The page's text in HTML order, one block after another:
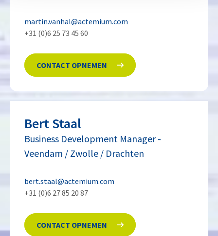
martin.vanhal@actemium.com
+31 (0)6 25 73 45 60
CONTACT OPNEMEN
BertStaal
Business Development Manager-
Veendam / Zwolle / Drachten
bert.staal@actemium.com
+31 (0)6 27 85 20 87
CONTACT OPNEMEN